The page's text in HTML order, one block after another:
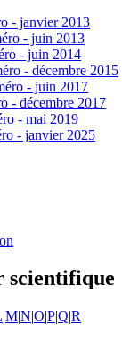
- janvier 2013
- juin 2013
- juin 2014
- décembre 2015
- juin 2017
- décembre 2017
- mai 2019
- janvier 2025
scientifique
|M|N|O|P|Q|R